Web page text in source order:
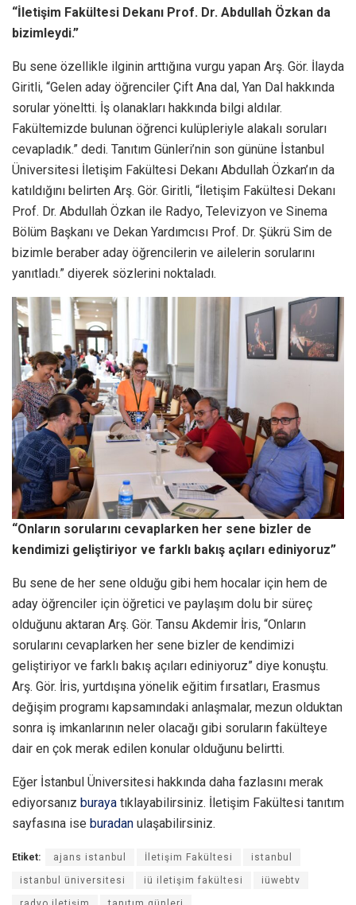
“İletişim Fakültesi Dekanı Prof. Dr. Abdullah Özkan da
bizimleydi.”
Bu sene özellikle ilginin arttığına vurgu yapan Arş. Gör. İlayda
Giritli, “Gelen aday öğrenciler Çift Ana dal, Yan Dal hakkında
sorular yöneltti. İş olanakları hakkında bilgi aldılar.
Fakültemizde bulunan öğrenci kulüpleriyle alakalı soruları
cevapladık.” dedi. Tanıtım Günleri’nin son gününe İstanbul
Üniversitesi İletişim Fakültesi Dekanı Abdullah Özkan’ın da
katıldığını belirten Arş. Gör. Giritli, “İletişim Fakültesi Dekanı
Prof. Dr. Abdullah Özkan ile Radyo, Televizyon ve Sinema
Bölüm Başkanı ve Dekan Yardımcısı Prof. Dr. Şükrü Sim de
bizimle beraber aday öğrencilerin ve ailelerin sorularını
yanıtladı.” diyerek sözlerini noktaladı.
“Onların sorularını cevaplarken her sene bizler de
kendimizi geliştiriyor ve farklı bakış açıları ediniyoruz”
Bu sene de her sene olduğu gibi hem hocalar için hem de
aday öğrenciler için öğretici ve paylaşım dolu bir süreç
olduğunu aktaran Arş. Gör. Tansu Akdemir İris, “Onların
sorularını cevaplarken her sene bizler de kendimizi
geliştiriyor ve farklı bakış açıları ediniyoruz” diye konuştu.
Arş. Gör. İris, yurtdışına yönelik eğitim fırsatları, Erasmus
değişim programı kapsamındaki anlaşmalar, mezun olduktan
sonra iş imkanlarının neler olacağı gibi soruların fakülteye
dair en çok merak edilen konular olduğunu belirtti.
Eğer İstanbul Üniversitesi hakkında daha fazlasını merak
ediyorsanız buraya tıklayabilirsiniz. İletişim Fakültesi tanıtım
sayfasına ise buradan ulaşabilirsiniz.
Etiket: ajans istanbul İletişim Fakültesi istanbul
istanbul üniversitesi iü iletişim fakültesi iüwebtv